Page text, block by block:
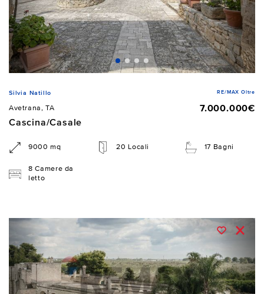
Silvia Natillo RE/MAX Oltre
Avetrana, TA
7.000.000€
Cascina/Casale
9000 mq 20 Locali 17 Bagni
8 Camere da
letto